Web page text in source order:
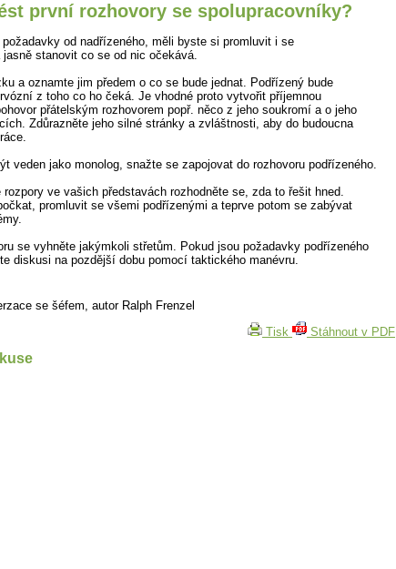
první rozhovory se spolupracovníky?
požadavky od nadřízeného, měli byste si promluvit i se
stanovit co se od nic očekává.
a oznamte jim předem o co se bude jednat. Podřízený bude
z toho co ho čeká. Je vhodné proto vytvořit příjemnou
přátelským rozhovorem popř. něco z jeho soukromí a o jeho
Zdůrazněte jeho silné stránky a zvláštnosti, aby do budoucna
veden jako monolog, snažte se zapojovat do rozhovoru podřízeného.
rozpory ve vašich představách rozhodněte se, zda to řešit hned.
promluvit se všemi podřízenými a teprve potom se zabývat
se vyhněte jakýmkoli střetům. Pokud jsou požadavky podřízeného
diskusi na pozdější dobu pomocí taktického manévru.
se šéfem, autor Ralph Frenzel
Tisk Stáhnout v PDF